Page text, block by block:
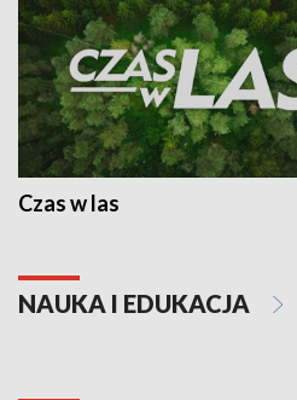
Czas w las
NAUKA I EDUKACJA